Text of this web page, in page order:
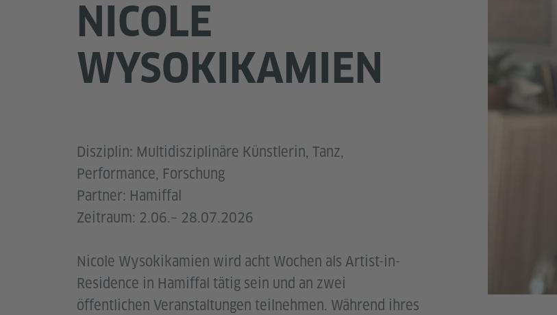
NICOLE
WYSOKIKAMIEN
Disziplin: Multidisziplinäre Künstlerin, Tanz,
Performance, Forschung
Partner: Hamiffal
Zeitraum: 2.06.– 28.07.2026
Nicole Wysokikamien wird acht Wochen als Artist-in-
Residence in Hamiffal tätig sein und an zwei
öffentlichen Veranstaltungen teilnehmen. Während ihres